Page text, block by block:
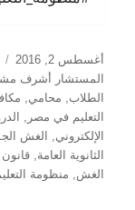
نُشرت
في
أغسطس 2, 2016
المستشار أشرف
الطلاب, محامي,
التعليم في مصر ,
الإلكتروني, الغش
الثانوية العامة,
الغش, منظومة